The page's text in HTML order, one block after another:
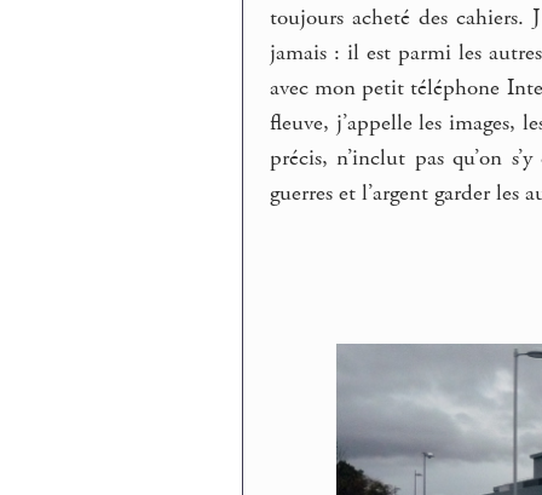
toujours acheté des cahiers.
jamais : il est parmi les
avec mon petit téléphone
fleuve, j’appelle les images,
précis, n’inclut pas qu’on
guerres et l’argent garder les